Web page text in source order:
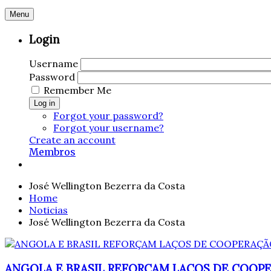
Menu
Login
Username
Password
Remember Me
Log in
Forgot your password?
Forgot your username?
Create an account
Membros
José Wellington Bezerra da Costa
Home
Noticias
José Wellington Bezerra da Costa